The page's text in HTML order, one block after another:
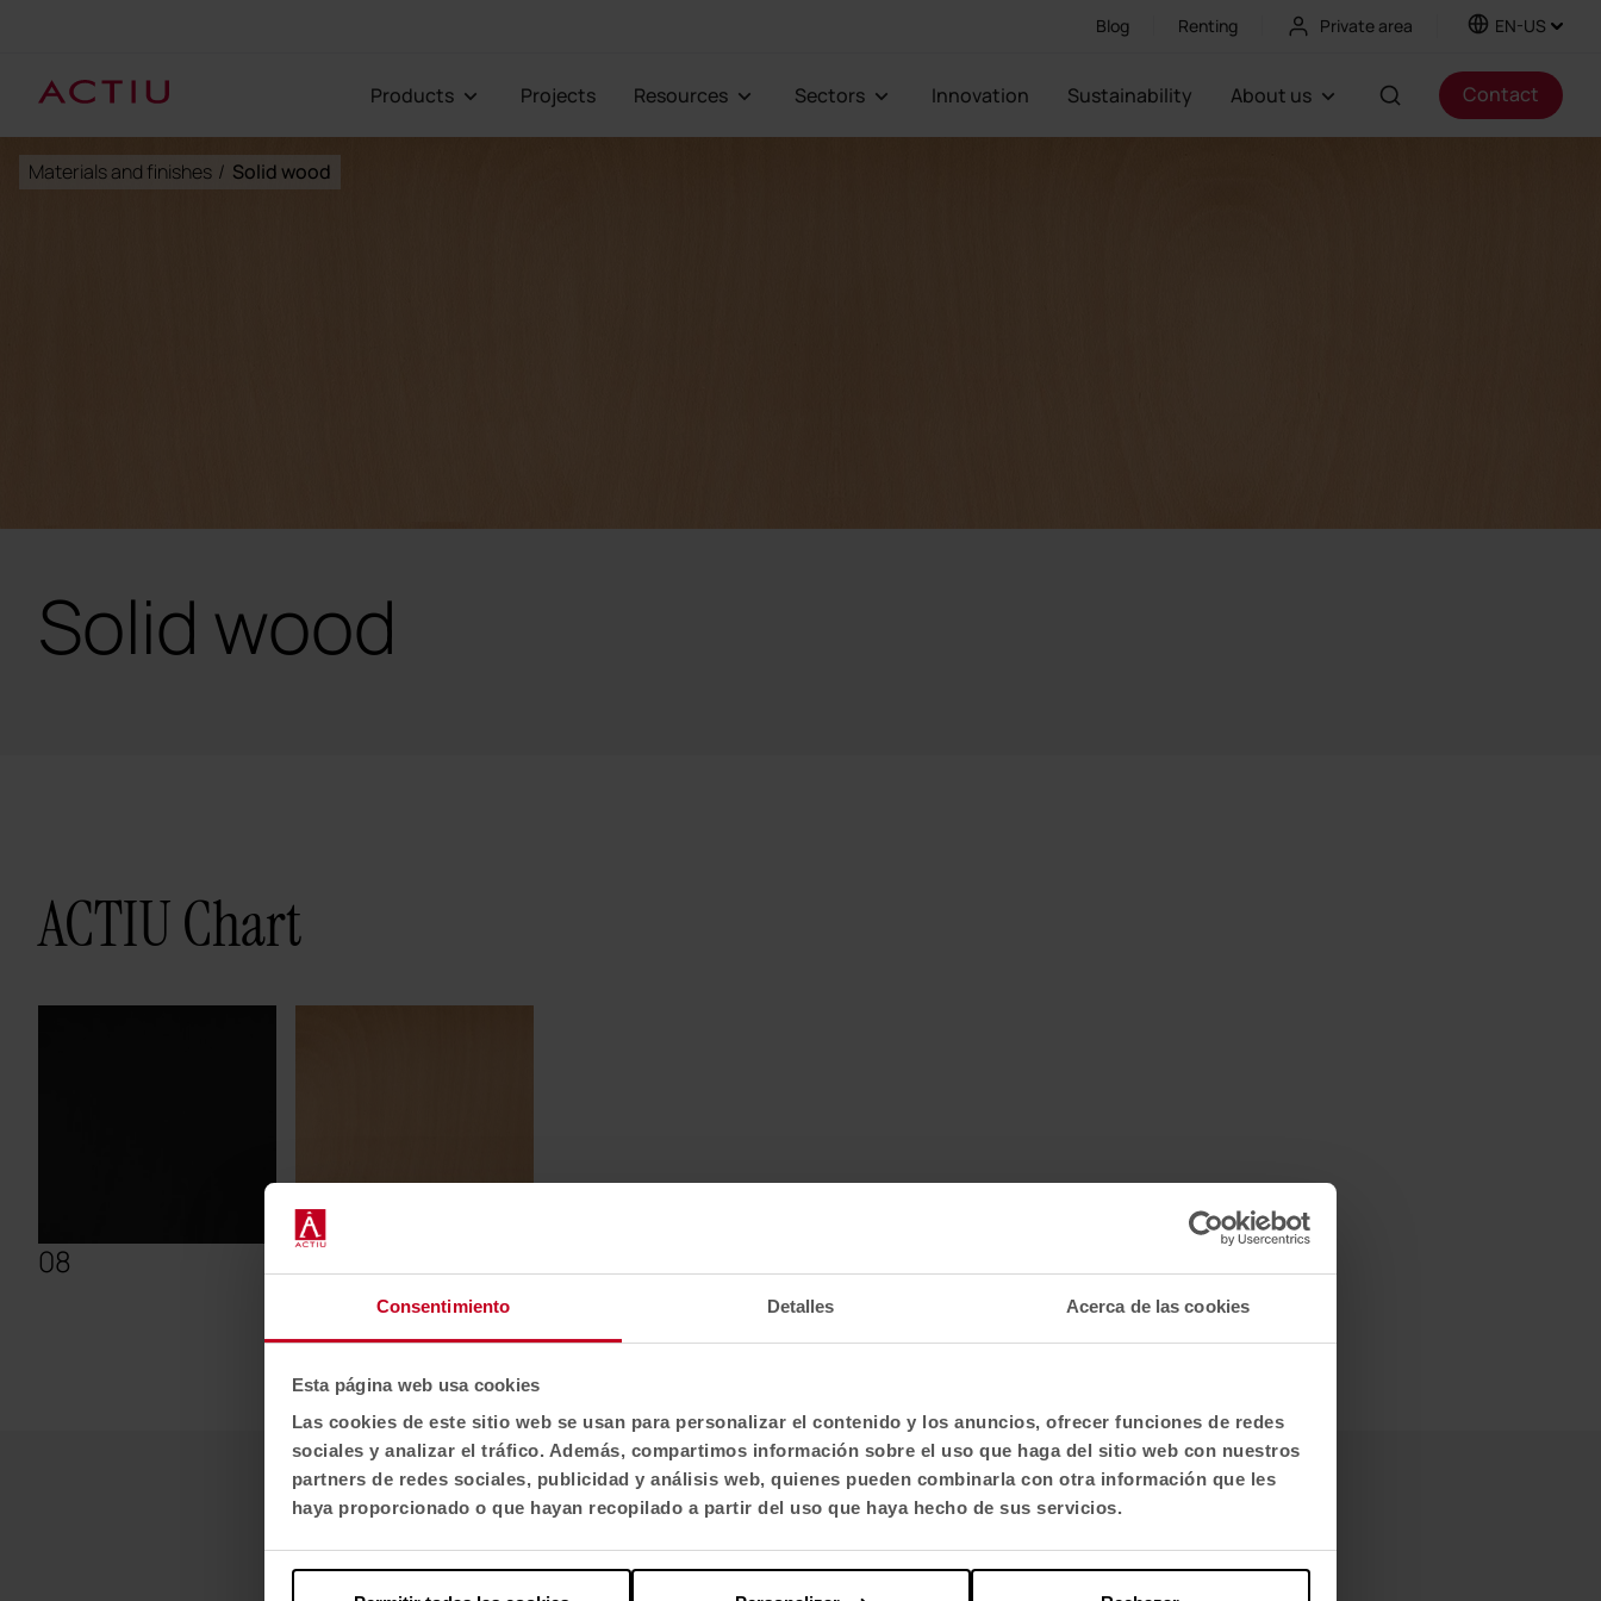
Consentimiento Detalles Acerca de las cookies
Esta página web usa cookies
Las cookies de este sitio web se usan para personalizar el contenido y los anuncios, ofrecer funciones de redes
sociales y analizar el tráfico. Además, compartimos información sobre el uso que haga del sitio web con nuestros
partners de redes sociales, publicidad y análisis web, quienes pueden combinarla con otra información que les
haya proporcionado o que hayan recopilado a partir del uso que haya hecho de sus servicios.
Blog Renting Private area EN-US
Products Projects Resources Sectors Innovation Sustainability About us Contact
Materials and finishes / Solid wood
Solid wood
ACTIU Chart
08 11
Technical Specifications